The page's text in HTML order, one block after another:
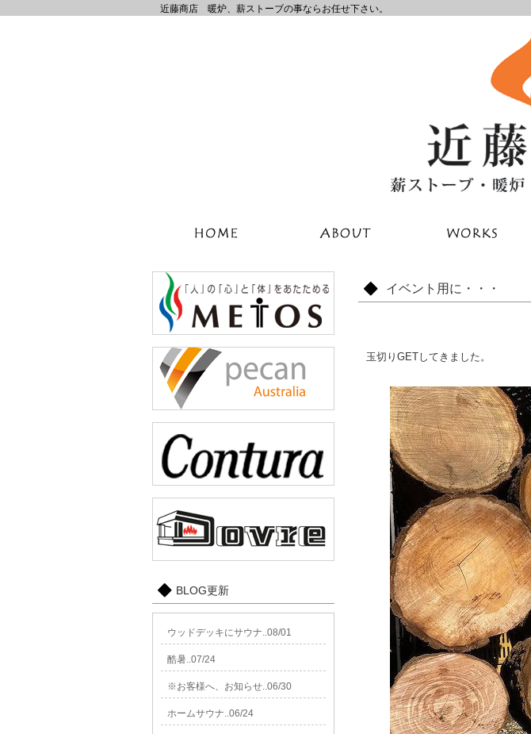
近藤商店 暖炉、薪ストーブの事ならお任せ下さい。
イベント用に・・・
玉切りGETしてきました。
BLOG更新
ウッドデッキにサウナ..08/01
酷暑..07/24
※お客様へ、お知らせ..06/30
ホームサウナ..06/24